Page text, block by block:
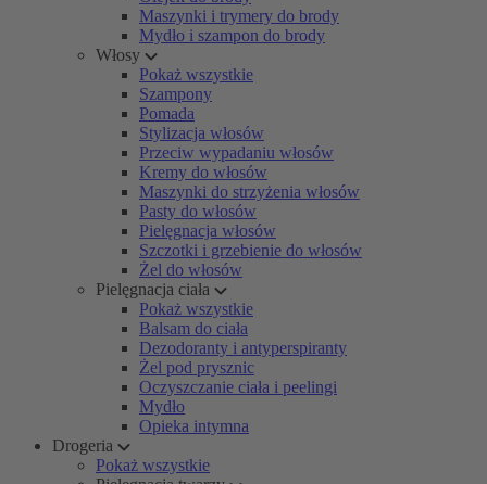
Maszynki i trymery do brody
Mydło i szampon do brody
Włosy
Pokaż wszystkie
Szampony
Pomada
Stylizacja włosów
Przeciw wypadaniu włosów
Kremy do włosów
Maszynki do strzyżenia włosów
Pasty do włosów
Pielęgnacja włosów
Szczotki i grzebienie do włosów
Żel do włosów
Pielęgnacja ciała
Pokaż wszystkie
Balsam do ciała
Dezodoranty i antyperspiranty
Żel pod prysznic
Oczyszczanie ciała i peelingi
Mydło
Opieka intymna
Drogeria
Pokaż wszystkie